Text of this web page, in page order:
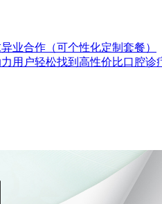
业合作（可个性化定制套餐）
用户轻松找到高性价比口腔诊